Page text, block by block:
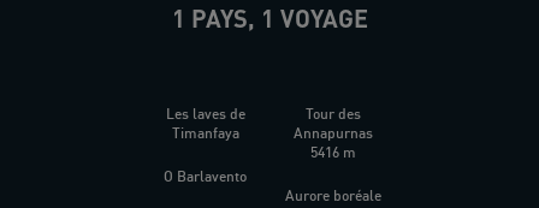
1 PAYS, 1 VOYAGE
Les laves de
Timanfaya
O Barlavento
Tour des
Annapurnas
5416 m
Aurore boréale